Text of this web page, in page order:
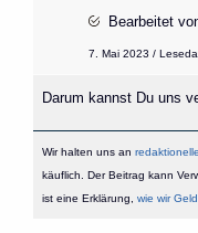
Bearbeitet
7. Mai 2023 /
Darum kannst Du uns
Wir halten uns an
käuflich. Der Beitrag kann
ist eine Erklärung, wie wir